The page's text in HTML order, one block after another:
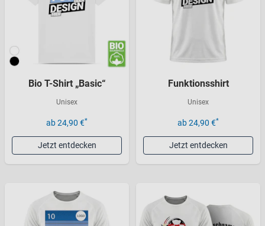
Bio T-Shirt „Basic“
Unisex
ab 24,90 €*
Jetzt entdecken
Funktionsshirt
Unisex
ab 24,90 €*
Jetzt entdecken